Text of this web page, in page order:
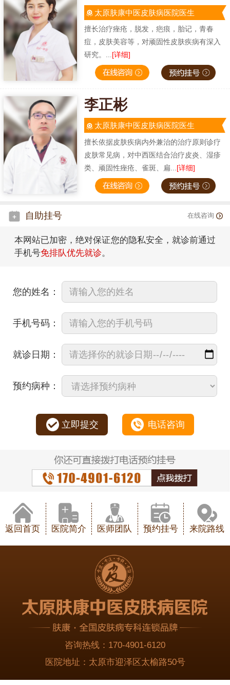
太原肤康中医皮肤病医院医生
擅长治疗痤疮，脱发，疤痕，胎记，青春
痘，皮肤美容等，对顽固性皮肤疾病有深入
研究。... [详细]
李正彬
太原肤康中医皮肤病医院医生
擅长依据皮肤疾病内外兼治的治疗原则诊疗
皮肤常见病，对中西医结合治疗皮炎、湿疹
类、顽固性痤疮、雀斑、扁... [详细]
自助挂号 在线咨询
本网站已加密，绝对保证您的隐私安全，就诊前通过
手机号免排队优先就诊。
您的姓名：
手机号码：
就诊日期：
预约病种：
立即提交 电话咨询
返回首页 医院简介 医师团队 预约挂号 来院路线
咨询热线： 170-4901-6120
医院地址： 太原市迎泽区太榆路50号